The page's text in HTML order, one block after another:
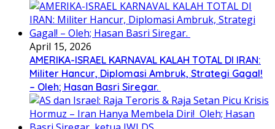
April 15, 2026
AMERIKA-ISRAEL KARNAVAL KALAH TOTAL DI IRAN:
Militer Hancur, Diplomasi Ambruk, Strategi Gagal!
– Oleh; Hasan Basri Siregar.